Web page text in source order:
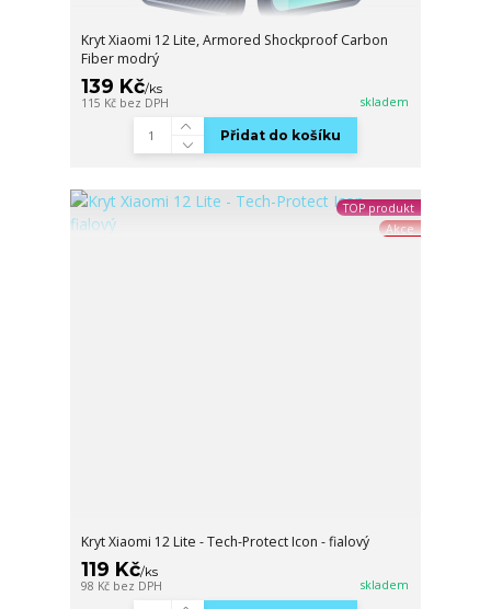
Kryt Xiaomi 12 Lite, Armored Shockproof Carbon
Fiber modrý
139 Kč/ks
115 Kč bez DPH skladem
Přidat do košíku
TOP produkt
Akce
Kryt Xiaomi 12 Lite - Tech-Protect Icon - fialový
119 Kč/ks
98 Kč bez DPH skladem